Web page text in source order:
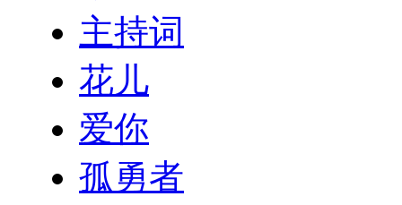
主持词
花儿
爱你
孤勇者